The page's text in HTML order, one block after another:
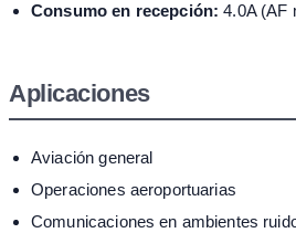
Consumo en recepción: 4.0A (AF
Aplicaciones
Aviación general
Operaciones aeroportuarias
Comunicaciones en ambientes